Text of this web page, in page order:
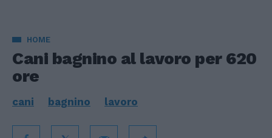
HOME
Cani bagnino al lavoro per 620
ore
cani bagnino lavoro